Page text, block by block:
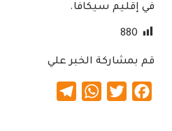
في إقليم سيكافا.
880
قم بمشاركة الخبر علي
Facebook
Twitter
WhatsApp